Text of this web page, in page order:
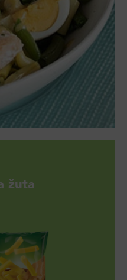
žuta